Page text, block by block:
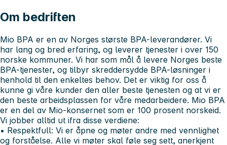
Om bedriften
Mio BPA er en av Norges største BPA-leverandører. Vi
har lang og bred erfaring, og leverer tjenester i over 150
norske kommuner. Vi har som mål å levere Norges beste
BPA-tjenester, og tilbyr skreddersydde BPA-løsninger i
henhold til den enkeltes behov. Det er viktig for oss å
kunne gi våre kunder den aller beste tjenesten og at vi er
den beste arbeidsplassen for våre medarbeidere. Mio BPA
er en del av Mio-konsernet som er 100 prosent norskeid.
Vi jobber alltid ut ifra disse verdiene:
• Respektfull: Vi er åpne og møter andre med vennlighet
og forståelse. Alle vi møter skal føle seg sett, anerkjent